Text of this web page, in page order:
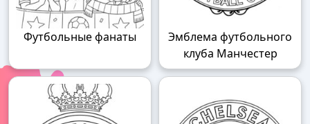
Футбольные фанаты
Эмблема футбольного
клуба Манчестер